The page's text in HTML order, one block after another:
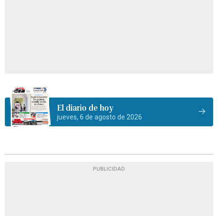
El diario de hoy
jueves, 6 de agosto de 2026
PUBLICIDAD